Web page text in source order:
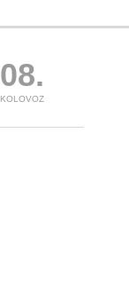
08.
KOLOVOZ